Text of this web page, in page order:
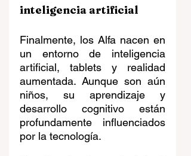
inteligencia artificial
Finalmente, los Alfa nacen en
un entorno de inteligencia
artificial, tablets y realidad
aumentada. Aunque son aún
niños, su aprendizaje y
desarrollo cognitivo están
profundamente influenciados
por la tecnología.